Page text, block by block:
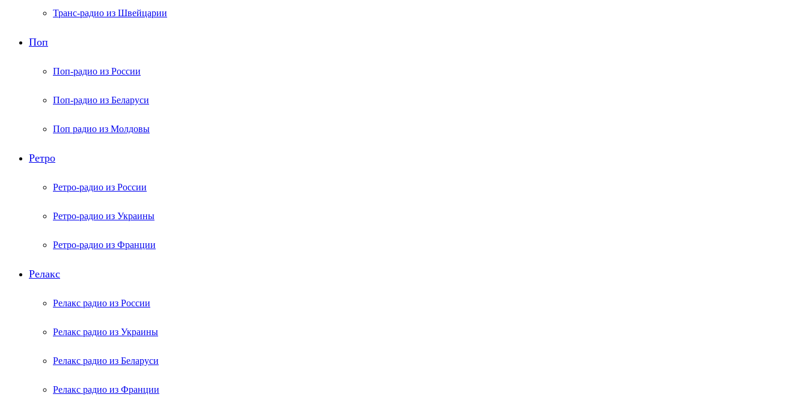
Транс-радио из Швейцарии
Поп
Поп-радио из России
Поп-радио из Беларуси
Поп радио из Молдовы
Ретро
Ретро-радио из России
Ретро-радио из Украины
Ретро-радио из Франции
Релакс
Релакс радио из России
Релакс радио из Украины
Релакс радио из Беларуси
Релакс радио из Франции